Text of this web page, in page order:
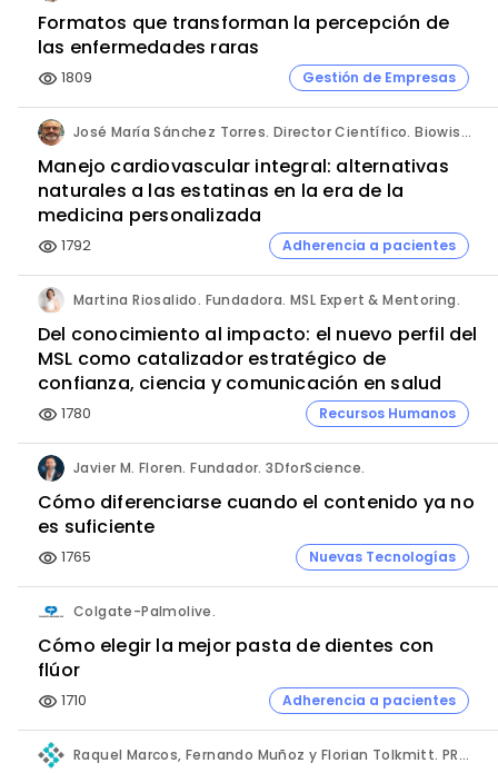
Formatos que transforman la percepción de
las enfermedades raras
visibility 1809 Gestión de Empresas
José María Sánchez Torres. Director Científico. Biowise Pharmaceuticals.
Manejo cardiovascular integral: alternativas
naturales a las estatinas en la era de la
medicina personalizada
visibility 1792 Adherencia a pacientes
Martina Riosalido. Fundadora. MSL Expert & Mentoring.
Del conocimiento al impacto: el nuevo perfil del
MSL como catalizador estratégico de
confianza, ciencia y comunicación en salud
visibility 1780 Recursos Humanos
Javier M. Floren. Fundador. 3DforScience.
Cómo diferenciarse cuando el contenido ya no
es suficiente
visibility 1765 Nuevas Tecnologías
Colgate-Palmolive.
Cómo elegir la mejor pasta de dientes con
flúor
visibility 1710 Adherencia a pacientes
Raquel Marcos, Fernando Muñoz y Florian Tolkmitt. PRO-LIANCE GLOBAL SOLUTIONS GmbH.